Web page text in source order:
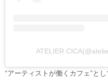
ATELIER
“アーティストが働くカフェ”と